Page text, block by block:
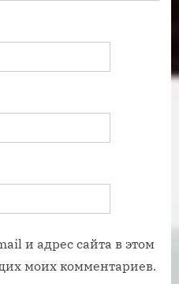
и адрес сайта в этом
моих комментариев.